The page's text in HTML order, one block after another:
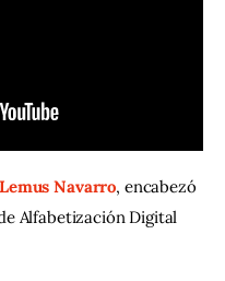
Navarro, encabezó
Alfabetización Digital